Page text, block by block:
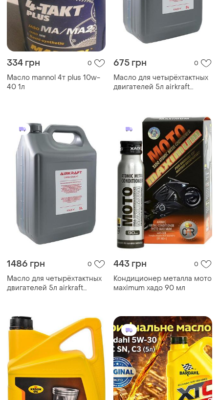
334 грн 0
Масло mannol 4т plus 10w-
40 1л
675 грн 0
Масло для четырёхтактных
двигателей 5л airkraft
1486 грн 0
Масло для четырёхтактных
двигателей 5л airkraft
443 грн 0
Кондиционер металла мото
маximum хадо 90 мл